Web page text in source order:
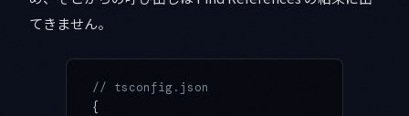
てきません。
// tsconfig.json
{